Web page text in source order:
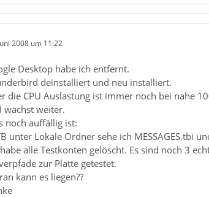
2008 um 11:22
Desktop habe ich entfernt.
deinstalliert und neu installiert.
die CPU Auslastung ist immer noch bei nahe
wächst weiter.
noch auffällig ist:
unter Lokale Ordner sehe ich MESSAGES.tbi
alle Testkonten gelöscht. Es sind noch 3
zur Platte getestet.
kann es liegen??